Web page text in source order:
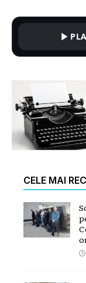
CELE MAI